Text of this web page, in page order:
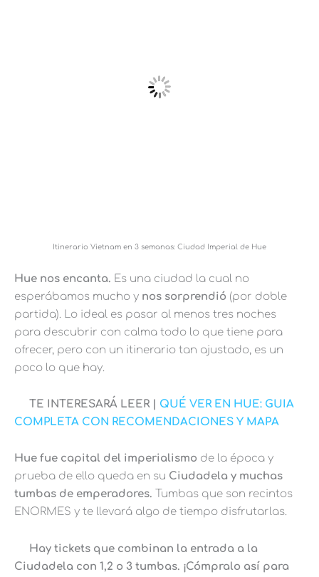
Itinerario Vietnam en 3 semanas: Ciudad Imperial de Hue
Hue nos encanta. Es una ciudad la cual no
esperábamos mucho y nos sorprendió (por doble
partida). Lo ideal es pasar al menos tres noches
para descubrir con calma todo lo que tiene para
ofrecer, pero con un itinerario tan ajustado, es un
poco lo que hay.
TE INTERESARÁ LEER |
QUÉ VER EN HUE: GUIA
COMPLETA CON RECOMENDACIONES Y MAPA
Hue fue capital del imperialismo de la época y
prueba de ello queda en su Ciudadela y muchas
tumbas de emperadores. Tumbas que son recintos
ENORMES y te llevará algo de tiempo disfrutarlas.
Hay tickets que combinan la entrada a la
Ciudadela con 1,2 o 3 tumbas. ¡Cómpralo así para